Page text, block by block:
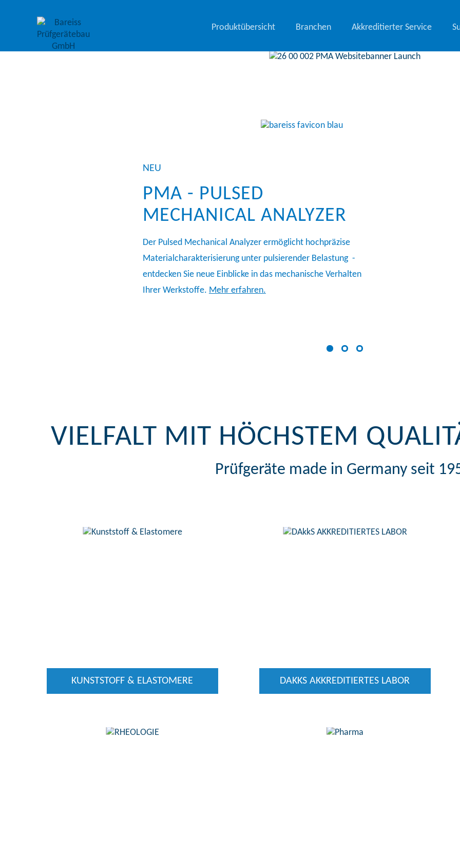
Produktübersicht Branchen Akkreditierter Service
NEU
PMA - PULSED
MECHANICAL ANALYZER
Der Pulsed Mechanical Analyzer ermöglicht hochpräzise
Materialcharakterisierung unter pulsierender Belastung -
entdecken Sie neue Einblicke in das mechanische Verhalten
Ihrer Werkstoffe. Mehr erfahren.
VIELFALT MIT HÖCHSTEM
Prüfgeräte made in Germany seit
KUNSTSTOFF & ELASTOMERE DAKKS AKKREDITIERTES LABOR